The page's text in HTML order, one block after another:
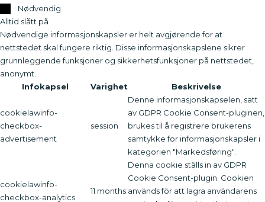
Nødvendig
Alltid slått på
Nødvendige informasjonskapsler er helt avgjørende for at
nettstedet skal fungere riktig. Disse informasjonskapslene sikrer
grunnleggende funksjoner og sikkerhetsfunksjoner på nettstedet,
anonymt.
Infokapsel
Varighet Beskrivelse
cookielawinfo-
checkbox-
advertisement
session
Denne informasjonskapselen, satt
av GDPR Cookie Consent-pluginen,
brukes til å registrere brukerens
samtykke for informasjonskapsler i
kategorien "Markedsføring".
cookielawinfo-
checkbox-analytics
11 months
Denna cookie ställs in av GDPR
Cookie Consent-plugin. Cookien
används för att lagra användarens